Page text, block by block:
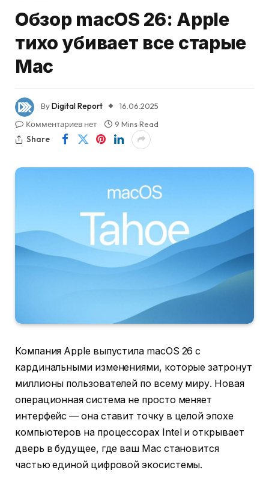
Обзор macOS 26: Apple
тихо убивает все старые
Mac
ByDigital Report
16.06.2025
Комментариев нет
9 Mins Read
Share
Компания Apple выпустила macOS 26 с
кардинальными изменениями, которые затронут
миллионы пользователей по всему миру. Новая
операционная система не просто меняет
интерфейс — она ставит точку в целой эпохе
компьютеров на процессорах Intel и открывает
дверь в будущее, где ваш Mac становится
частью единой цифровой экосистемы.